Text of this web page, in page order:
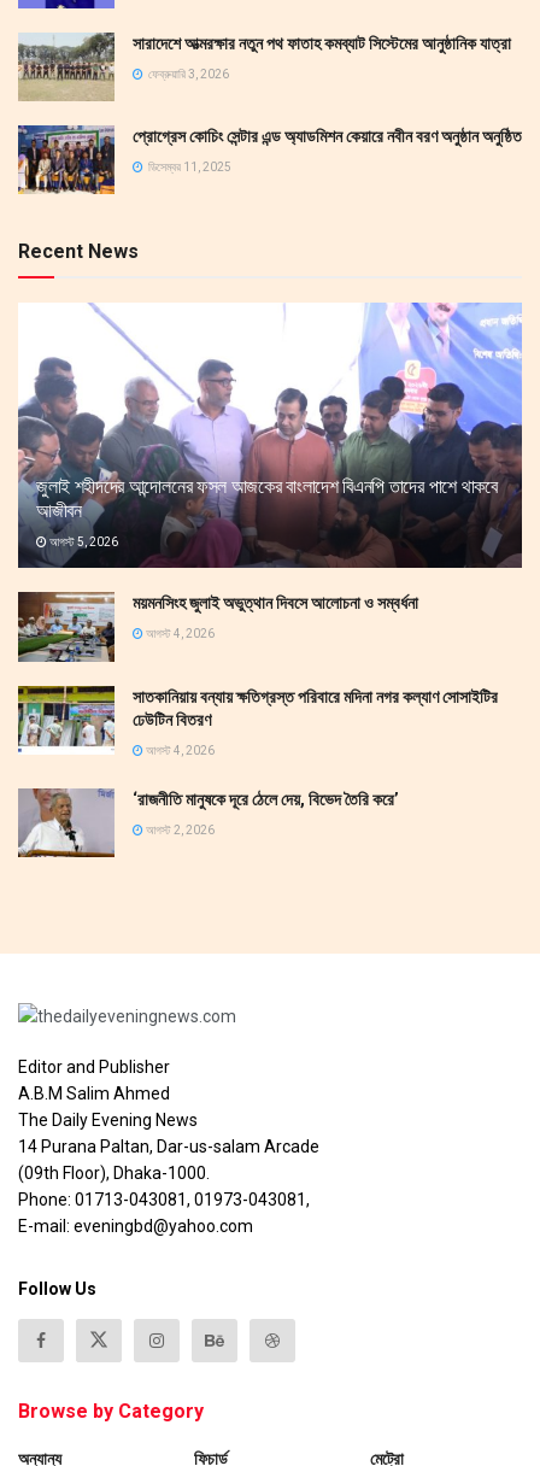
সারাদেশে আত্মরক্ষার নতুন পথ ফাতাহ কমব্যাট সিস্টেমের আনুষ্ঠানিক যাত্রা
ফেব্রুয়ারি 3, 2026
প্রোগ্রেস কোচিং সেন্টার এন্ড অ্যাডমিশন কেয়ারে নবীন বরণ অনুষ্ঠান অনুষ্ঠিত
ডিসেম্বর 11, 2025
Recent News
জুলাই শহীদদের আন্দোলনের ফসল আজকের বাংলাদেশ বিএনপি তাদের পাশে থাকবে
আজীবন
আগস্ট 5, 2026
ময়মনসিংহ জুলাই অভুত্থান দিবসে আলোচনা ও সম্বর্ধনা
আগস্ট 4, 2026
সাতকানিয়ায় বন্যায় ক্ষতিগ্রস্ত পরিবারে মদিনা নগর কল্যাণ সোসাইটির
ঢেউটিন বিতরণ
আগস্ট 4, 2026
‘রাজনীতি মানুষকে দূরে ঠেলে দেয়, বিভেদ তৈরি করে’
আগস্ট 2, 2026
Editor and Publisher
A.B.M Salim Ahmed
The Daily Evening News
14 Purana Paltan, Dar-us-salam Arcade
(09th Floor), Dhaka-1000.
Phone: 01713-043081, 01973-043081,
E-mail: eveningbd@yahoo.com
Follow Us
Browse by Category
অন্যান্য ফিচার্ড মেট্রো